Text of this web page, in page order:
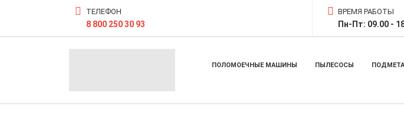
ТЕЛЕФОН
8 800 250 30 93
ВРЕМЯ РАБОТЫ
Пн-Пт: 09.00 -
ПОЛОМОЕЧНЫЕ МАШИНЫ ПЫЛЕСОСЫ